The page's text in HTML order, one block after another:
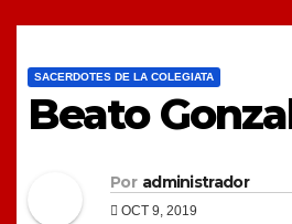
SACERDOTES DE LA COLEGIATA
Beato
Por administrador
OCT 9, 2019